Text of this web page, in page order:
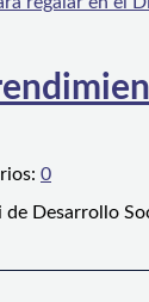
0
de Desarrollo